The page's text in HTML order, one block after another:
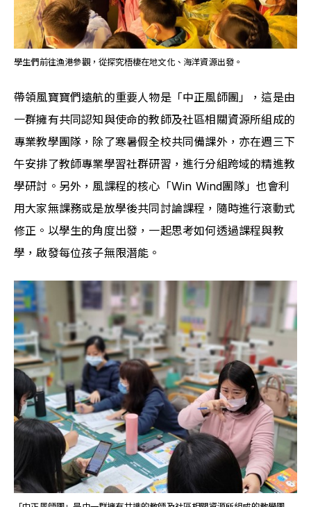
學生們前往漁港參觀，從探究梧棲在地文化、海洋資源出發。
帶領風寶寶們遠航的重要人物是「中正風師團」，這是由
一群擁有共同認知與使命的教師及社區相關資源所組成的
專業教學團隊，除了寒暑假全校共同備課外，亦在週三下
午安排了教師專業學習社群研習，進行分組跨域的精進教
學研討。另外，風課程的核心「Win Wind團隊」也會利
用大家無課務或是放學後共同討論課程，隨時進行滾動式
修正。以學生的角度出發，一起思考如何透過課程與教
學，啟發每位孩子無限潛能。